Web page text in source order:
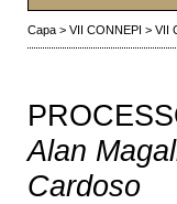
Capa> VII CONNEPI > VII
Alan
Cardoso